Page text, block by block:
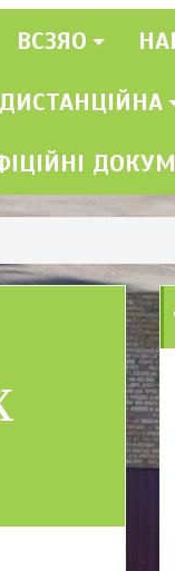
ВСЗЯО
ДИСТАНЦІЙНА